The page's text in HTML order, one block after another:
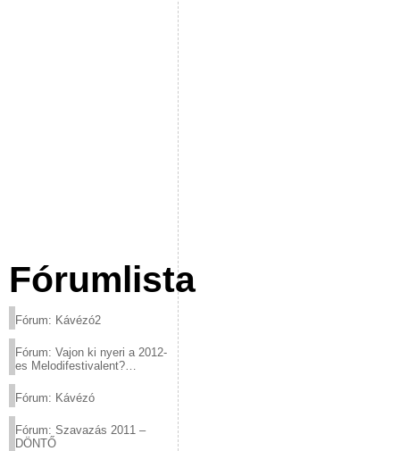
Fórumlista
Fórum: Kávézó2
Fórum: Vajon ki nyeri a 2012-
es Melodifestivalent?
Fórum: Kávézó
Fórum: Szavazás 2011 –
DÖNTŐ